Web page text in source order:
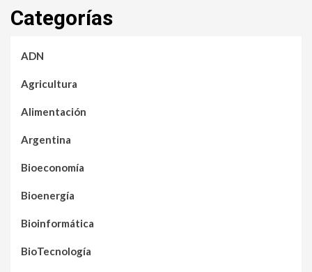
Categorías
ADN
Agricultura
Alimentación
Argentina
Bioeconomía
Bioenergía
Bioinformática
BioTecnología